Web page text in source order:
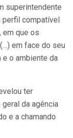
superintendente
perfil compatível
em que os
em face do seu
e o ambiente da
ter
da agência
e a chamando